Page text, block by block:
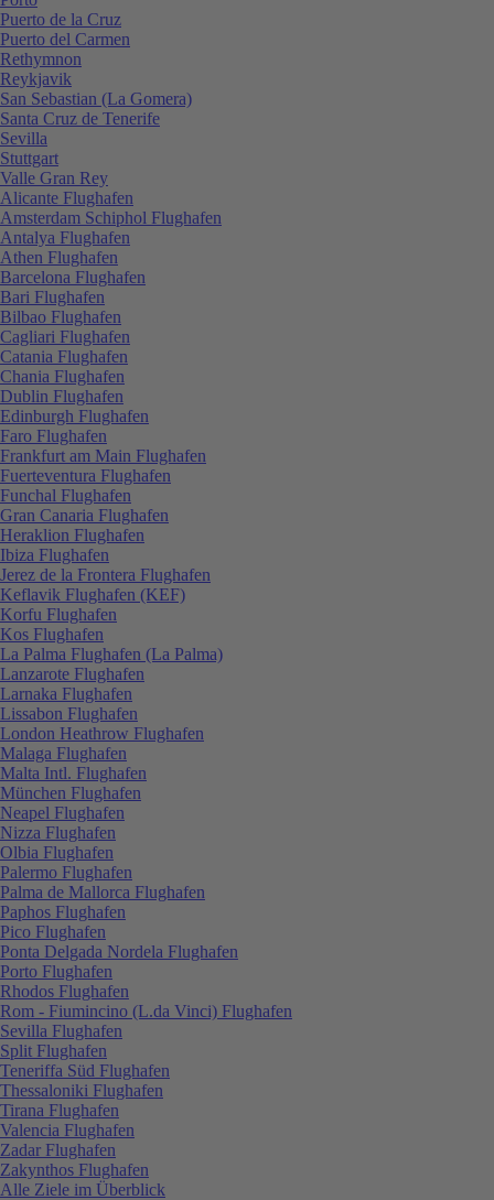
Puerto de la Cruz
Puerto del Carmen
Rethymnon
Reykjavik
San Sebastian (La Gomera)
Santa Cruz de Tenerife
Sevilla
Stuttgart
Valle Gran Rey
Alicante Flughafen
Amsterdam Schiphol Flughafen
Antalya Flughafen
Athen Flughafen
Barcelona Flughafen
Bari Flughafen
Bilbao Flughafen
Cagliari Flughafen
Catania Flughafen
Chania Flughafen
Dublin Flughafen
Edinburgh Flughafen
Faro Flughafen
Frankfurt am Main Flughafen
Fuerteventura Flughafen
Funchal Flughafen
Gran Canaria Flughafen
Heraklion Flughafen
Ibiza Flughafen
Jerez de la Frontera Flughafen
Keflavik Flughafen (KEF)
Korfu Flughafen
Kos Flughafen
La Palma Flughafen (La Palma)
Lanzarote Flughafen
Larnaka Flughafen
Lissabon Flughafen
London Heathrow Flughafen
Malaga Flughafen
Malta Intl. Flughafen
München Flughafen
Neapel Flughafen
Nizza Flughafen
Olbia Flughafen
Palermo Flughafen
Palma de Mallorca Flughafen
Paphos Flughafen
Pico Flughafen
Ponta Delgada Nordela Flughafen
Porto Flughafen
Rhodos Flughafen
Rom - Fiumincino (L.da Vinci) Flughafen
Sevilla Flughafen
Split Flughafen
Teneriffa Süd Flughafen
Thessaloniki Flughafen
Tirana Flughafen
Valencia Flughafen
Zadar Flughafen
Zakynthos Flughafen
Alle Ziele im Überblick